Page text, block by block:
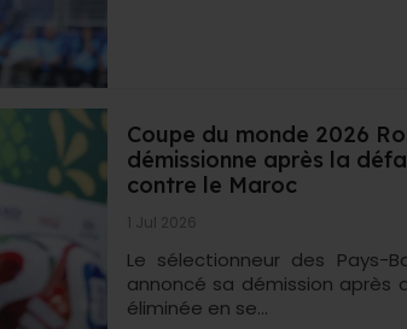
Coupe du monde 2026
démissionne après la
contre le Maroc
1 Jul 2026
Le sélectionneur des Pays-
annoncé sa démission après
éliminée en se...